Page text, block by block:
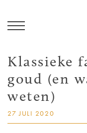
COLLECTIE
JOS VAN DEN
Klassieke
goud (en
weten)
27 JULI 2020